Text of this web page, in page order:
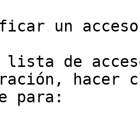
un
lista de
hacer
para: